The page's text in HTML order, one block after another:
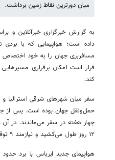
میان دورترین نقاط زمین برداشت.
مسافربری جهان را به خود اختصاص
قرار است امکان برقراری
کند.
سفر میان شهرهای شرقی استرالیا و
حمل‌ونقل جهان بوده است. پس از
چهار هفته در سفر می‌ماندند. در
۱۲ روز طول می‌کشید و نیازمند ۹ توقف در طول مسیر بود.